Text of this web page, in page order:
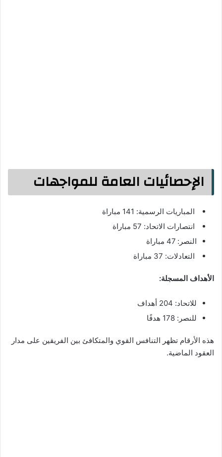
الإحصائيات العامة للمواجهات
المباريات الرسمية: 141 مباراة
انتصارات الاتحاد: 57 مباراة
النصر: 47 مباراة
التعادلات: 37 مباراة
الأهداف المسجلة:
للاتحاد: 204 أهداف
للنصر: 178 هدفًا
هذه الأرقام تظهر التنافس القوي والمتكافئ بين الفريقين على مدار
العقود الماضية.